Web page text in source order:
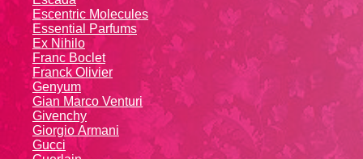
Escentric Molecules
Essential Parfums
Ex Nihilo
Franc Boclet
Franck Olivier
Genyum
Gian Marco Venturi
Givenchy
Giоrgio Аrmаni
Gucci